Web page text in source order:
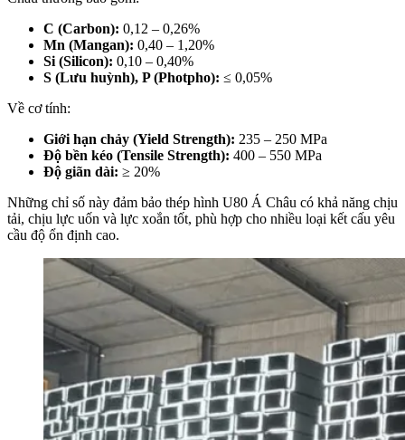
C (Carbon): 0,12 – 0,26%
Mn (Mangan): 0,40 – 1,20%
Si (Silicon): 0,10 – 0,40%
S (Lưu huỳnh), P (Photpho): ≤ 0,05%
Về cơ tính:
Giới hạn chảy (Yield Strength): 235 – 250 MPa
Độ bền kéo (Tensile Strength): 400 – 550 MPa
Độ giãn dài: ≥ 20%
Những chỉ số này đảm bảo thép hình U80 Á Châu có khả năng chịu
tải, chịu lực uốn và lực xoắn tốt, phù hợp cho nhiều loại kết cấu yêu
cầu độ ổn định cao.